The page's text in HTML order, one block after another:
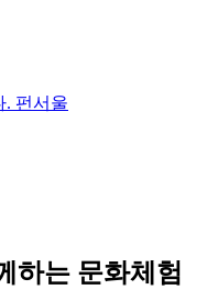
하는 문화체험